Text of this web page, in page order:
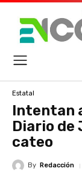
Estatal
Intentan
Diario de
cateo
By Redacción